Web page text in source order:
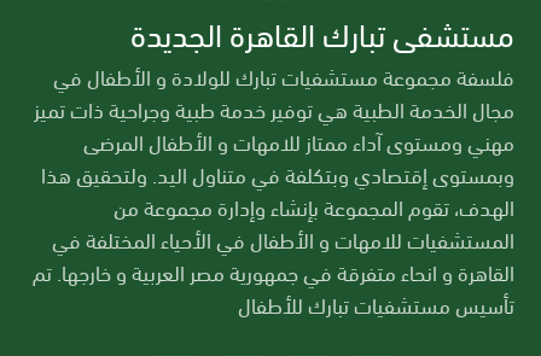
مستشفى تبارك القاهرة الجديدة
فلسفة مجموعة مستشفيات تبارك للولادة و الأطفال في
مجال الخدمة الطبية هي توفير خدمة طبية وجراحية ذات تميز
مهني ومستوى آداء ممتاز للامهات و الأطفال المرضى
وبمستوى إقتصادي وبتكلفة في متناول اليد. ولتحقيق هذا
الهدف، تقوم المجموعة بإنشاء وإدارة مجموعة من
المستشفيات للامهات و الأطفال في الأحياء المختلفة في
القاهرة و انحاء متفرقة في جمهورية مصر العربية و خارجها. تم
تأسيس مستشفيات تبارك للأطفال